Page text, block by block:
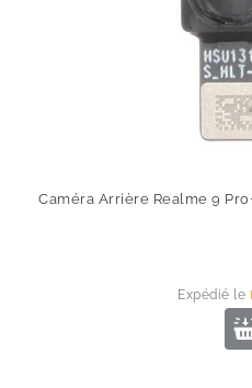
Caméra Arrière Realme 9
Expédié le